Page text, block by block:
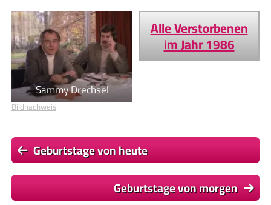
Sammy Drechsel
Bildnachweis
Alle Verstorbenen
im Jahr 1986
Geburtstage von heute
Geburtstage von morgen